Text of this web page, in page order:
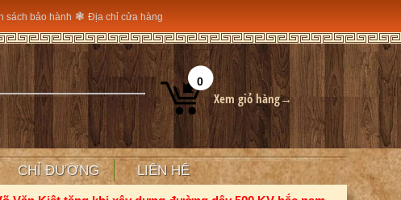
sách bảo hành ❃ Địa chỉ cửa hàng
0
Xem giỏ hàng→
CHỈ ĐƯỜNG LIÊN HỆ